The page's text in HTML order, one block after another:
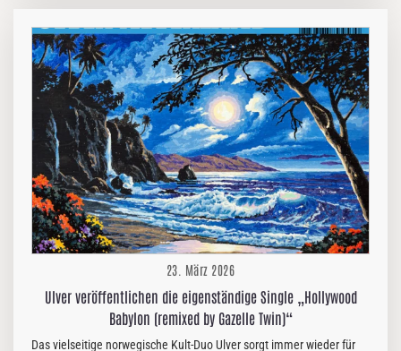
Graphics, die aus bisher nie gesehenen Bildern des ursprünglichen
Bandfotografen Exum erstellt wurden, und tatsächliches Video, das
am Set des Fotoshootings von 1998 aufgenommen wurde. Die
Fotos—vor kurzem aus den Archiven des Albumshootings von 1998
wiederentdeckt—bringen frischen visuellen Kontext zu einer
prägenden Ära in der…
23. März 2026
Ulver veröffentlichen die eigenständige Single „Hollywood
Babylon (remixed by Gazelle Twin)“
Das vielseitige norwegische Kult-Duo Ulver sorgt immer wieder für